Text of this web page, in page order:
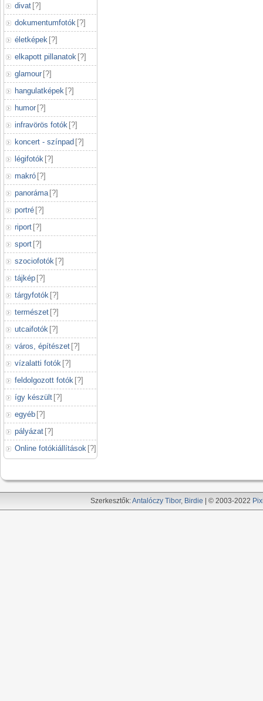
divat [?]
dokumentumfotók [?]
életképek [?]
elkapott pillanatok [?]
glamour [?]
hangulatképek [?]
humor [?]
infravörös fotók [?]
koncert - színpad [?]
légifotók [?]
makró [?]
panoráma [?]
portré [?]
riport [?]
sport [?]
szociofotók [?]
tájkép [?]
tárgyfotók [?]
természet [?]
utcaifotók [?]
város, építészet [?]
vízalatti fotók [?]
feldolgozott fotók [?]
így készült [?]
egyéb [?]
pályázat [?]
Online fotókiállítások [?]
Szerkesztők:Antalóczy Tibor, Birdie | © 2003-2022